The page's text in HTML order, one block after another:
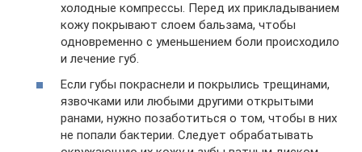
холодные компрессы. Перед их прикладыванием
кожу покрывают слоем бальзама, чтобы
одновременно с уменьшением боли происходило
и лечение губ.
Если губы покраснели и покрылись трещинами,
язвочками или любыми другими открытыми
ранами, нужно позаботиться о том, чтобы в них
не попали бактерии. Следует обрабатывать